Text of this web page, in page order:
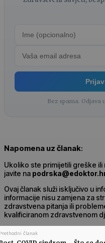
Bez spama. Odjava
Napomena uz članak:
Ukoliko ste primijetili greške
javite na
Ovaj članak služi isključivo u
informacije nisu zamjena za
zdravstvena pitanja ili
kvalificiranom zdravstvenom
članak